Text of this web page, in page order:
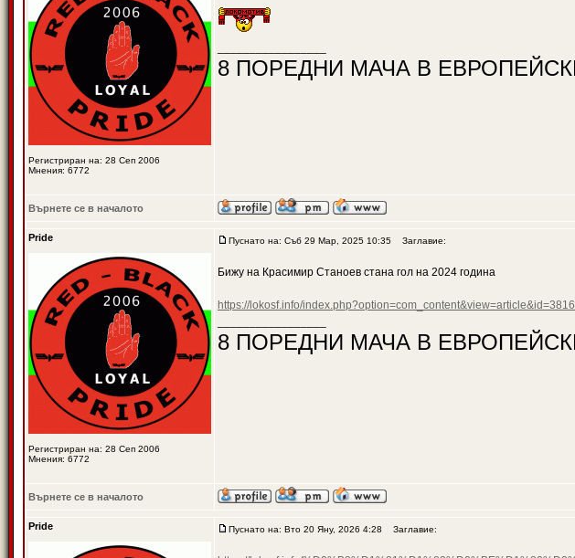
Регистриран на: 28 Сеп 2006
Мнения: 6772
8 ПОРЕДНИ МАЧА В
Върнете се в началото
Pride
Регистриран на: 28 Сеп 2006
Мнения: 6772
Пуснато на: Съб 29 Мар, 2025 10:35 Заглавие:
Бижу на Красимир Станоев стана гол на 2024 година
https://lokosf.info/
8 ПОРЕДНИ МАЧА В
Върнете се в началото
Pride Пуснато на: Вто 20 Яну, 2026 4:28 Заглавие: